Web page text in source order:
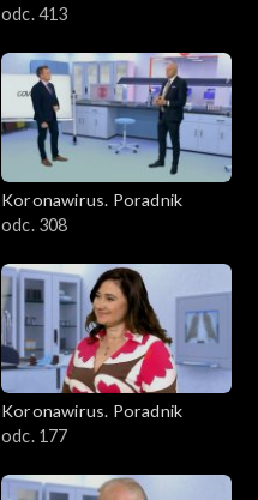
odc. 413
Koronawirus. Poradnik
odc. 308
Koronawirus. Poradnik
odc. 177